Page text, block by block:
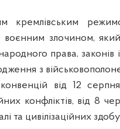
кремлівським
воєнним злочином,
права, законів
з
від 12
конфліктів, від 8
цивілізаційних